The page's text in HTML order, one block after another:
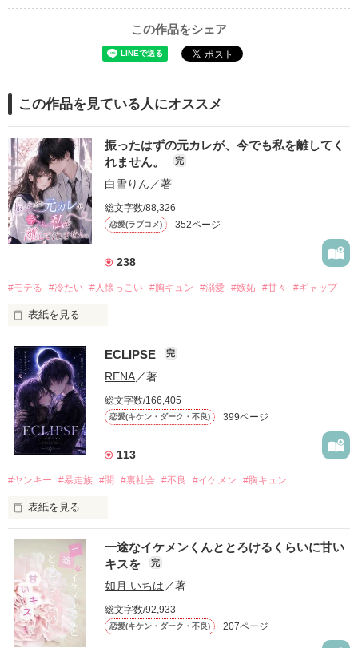
この作品をシェア
この作品を見ている人にオススメ
振ったはずの元カレが、今でも私を離してく
れません。
完
白雪りん ／著
総文字数/88,326
恋愛(ラブコメ) 352ページ
238
#モテる #冷たい #人懐っこい #胸キュン #溺愛 #嫉妬 #甘々 #ギャップ
表紙を見る
「好きだったから、別れを選んだ。」
モテる人を好きになるのが怖かった。
だから私は、中学時代に大好きだった彼を自分から振った。
もう会うことはないと思っていたのに、
高校生になって再会した彼は、隣の学校で”王子様”と呼ばれる
他の女の子には冷たいのに
私にだけ昔と変わらない笑顔を向けてくる。
「澪ちゃん。」
それは止まっていた恋が再び動き始める合図──。
ECLIPSE 完
RENA／著
総文字数/166,405
恋愛(キケン・ダーク・不良) 399ページ
113
#ヤンキー #暴走族 #闇 #裏社会 #不良 #イケメン #胸キュン
表紙を見る
表紙画像はAIです
作品を読む
一途なイケメンくんととろけるくらいに甘い
キスを
完
如月 いちは ／著
総文字数/92,933
恋愛(キケン・ダーク・不良) 207ページ